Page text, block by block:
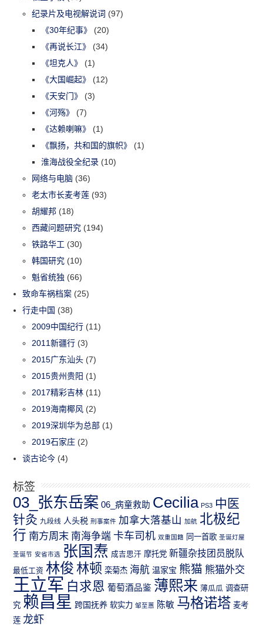
纪录片及电视解说词 (97)
《30年纪事》
(20)
《再说长江》
(34)
《坦克人》
(1)
《大国崛起》
(12)
《天安门》
(3)
《河殇》
(7)
《达赖喇嘛》
(1)
《飘扬，共和国的旗帜》
(1)
淮海战役全纪录 (10)
网络与电脑 (36)
老太市长麦考莲 (93)
胡耀邦 (18)
西藏问题研究 (194)
铁路华工 (30)
韩国研究 (10)
魁省统独 (66)
致命车祸档案 (25)
行走中国 (38)
2009中国纪行 (11)
2011新疆行 (3)
2015广东汕头 (7)
2015贵州贵阳 (1)
2017精彩吉林 (11)
2019海南椰风 (2)
2019深圳华为总部 (1)
2019石家庄 (2)
谈古论今 (4)
标签
03_张东岳案 06_病童救助 Cecilia PS3 中医
针灸 九段线 人头税 刑事案件 加拿大落基山 加航 北极纪
行 南方周末 南海争端 卡车司机 双重国籍 同一首歌 圣诞灯屋
圣诞节 安省市选 张国焘 成吉思汗 摩托党 新疆杂技团员脱队
最低工资 林俊 林顿 栾菊杰 海航 温家宝 熊猫 熊猫外交
王立军 白求恩 葡萄酒品鉴 薄熙来 薄瓜瓜 调查研
究 赖昌星 跨国抚养 软实力 邹至蕙 陈敏 马格诺塔 麦考
莲 龙虾